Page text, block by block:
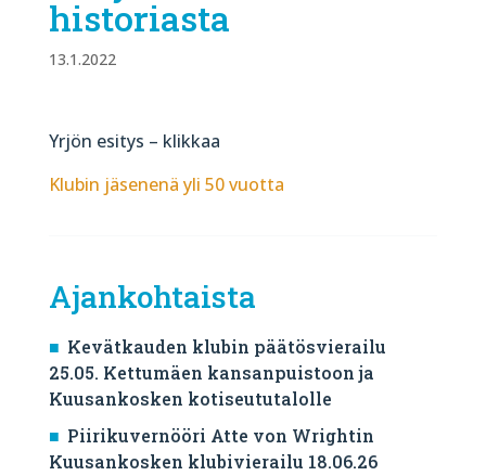
historiasta
13.1.2022
Yrjön esitys – klikkaa
Klubin jäsenenä yli 50 vuotta
Ajankohtaista
Kevätkauden klubin päätösvierailu
25.05. Kettumäen kansanpuistoon ja
Kuusankosken kotiseututalolle
Piirikuvernööri Atte von Wrightin
Kuusankosken klubivierailu 18.06.26